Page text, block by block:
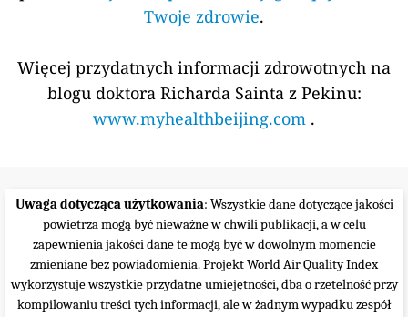
Twoje zdrowie.
Więcej przydatnych informacji zdrowotnych na
blogu doktora Richarda Sainta z Pekinu:
www.myhealthbeijing.com .
Uwaga dotycząca użytkowania: Wszystkie dane dotyczące jakości
powietrza mogą być nieważne w chwili publikacji, a w celu
zapewnienia jakości dane te mogą być w dowolnym momencie
zmieniane bez powiadomienia. Projekt World Air Quality Index
wykorzystuje wszystkie przydatne umiejętności, dba o rzetelność przy
kompilowaniu treści tych informacji, ale w żadnym wypadku zespół